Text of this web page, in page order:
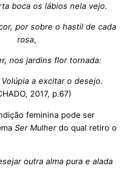
boca os lábios nela vejo.
por sobre o hastil de cada
rosa,
nos jardins flor tornada:
a excitar o desejo.
2017, p.67)
feminina pode ser
Ser Mulherdo qual retiro o
outra alma pura e alada